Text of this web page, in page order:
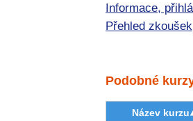
Informace,
Přehled zkoušek
Podobné
Název kurzu